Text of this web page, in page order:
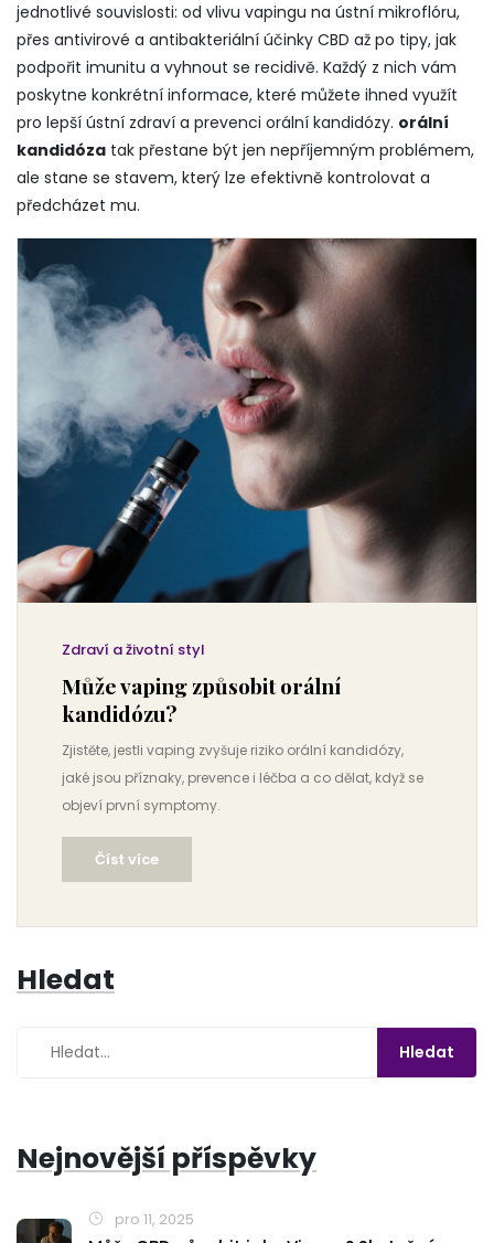
jednotlivé souvislosti: od vlivu vapingu na ústní mikroflóru,
přes antivirové a antibakteriální účinky CBD až po tipy, jak
podpořit imunitu a vyhnout se recidivě. Každý z nich vám
poskytne konkrétní informace, které můžete ihned využít
pro lepší ústní zdraví a prevenci orální kandidózy. orální
kandidóza tak přestane být jen nepříjemným problémem,
ale stane se stavem, který lze efektivně kontrolovat a
předcházet mu.
Zdraví a životní styl
Může vaping způsobit orální
kandidózu?
Zjistěte, jestli vaping zvyšuje riziko orální kandidózy,
jaké jsou příznaky, prevence i léčba a co dělat, když se
objeví první symptomy.
Číst více
Hledat
Nejnovější příspěvky
pro 11, 2025